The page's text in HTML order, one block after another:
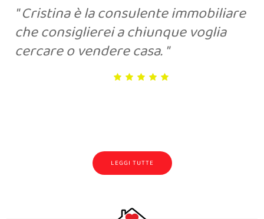
Cristina è la consulente immobiliare
che consiglierei a chiunque voglia
cercare o vendere casa.
LEGGI TUTTE